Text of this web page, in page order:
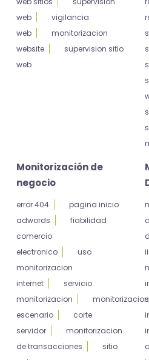
web
vigilancia
web
monitorizacion
website
supervision sitio
web
Monitorización de
negocio
error 404
pagina inicio
adwords
fiabilidad
comercio
electronico
uso
monitorizacion
internet
servicio
monitorizacion
monitorizacion
escenario
corte
servidor
monitorizacion
de transacciones
sitio